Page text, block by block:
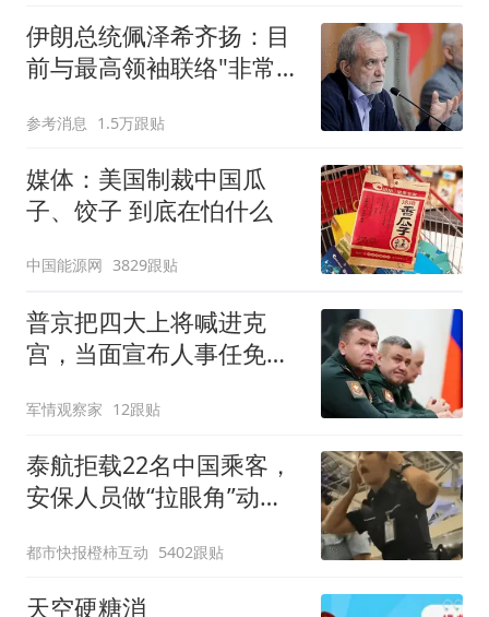
伊朗总统佩泽希齐扬：目
前与最高领袖联络"非常困
参考消息 1.5万跟贴
媒体：美国制裁中国瓜
子、饺子 到底在怕什么
中国能源网 3829跟贴
普京把四大上将喊进克
宫，当面宣布人事任免，
军情观察家 12跟贴
泰航拒载22名中国乘客，
安保人员做“拉眼角”动
拒绝登机决定由航司作
出；亲历者：曾承诺免费
都市快报橙柿互动 5402跟贴
天空硬糖消